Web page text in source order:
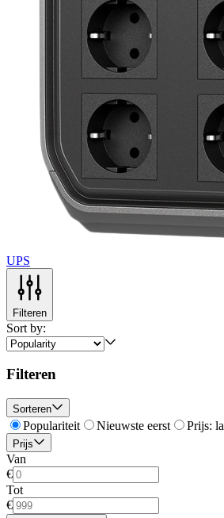
UPS
Filteren
Sort by:
Filteren
Sorteren
Populariteit Nieuwste eerst Prijs:
Prijs
Van
€
Tot
€